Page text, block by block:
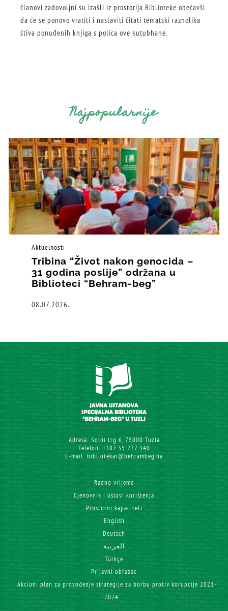
članovi zadovoljni su izašli iz prostorija Biblioteke obećavši
da će se ponovo vratiti i nastaviti čitati tematski raznolika
štiva ponuđenih knjiga s polica ove kutubhane.
Najpopularnije
Aktuelnosti
Tribina “Život nakon genocida –
31 godina poslije” održana u
Biblioteci “Behram-beg”
08.07.2026.
Adresa: Solni trg 6, 75000 Tuzla
Telefon: +387 35 277 340
E-mail: bibliotekar@behrambeg.ba
Radno vrijeme
Cjenovnik i uslovi korištenja
Prostorni kapaciteti
English
Deutsch
العربية
Türkçe
Prijavni obrazac
Akcioni plan za provođenje strategije za borbu protiv korupcije 2021-
2024